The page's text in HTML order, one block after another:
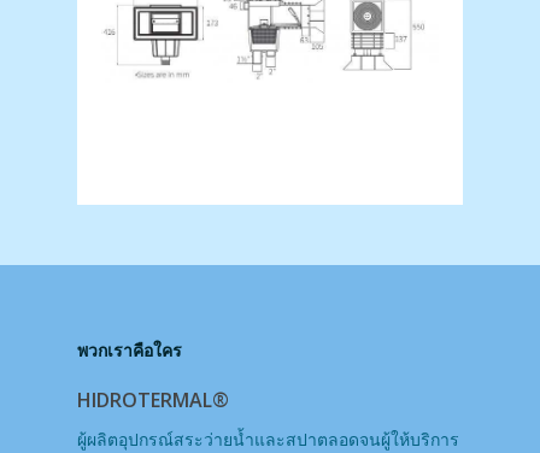
พวกเราคือใคร
HIDROTERMAL®
ผู้ผลิตอุปกรณ์สระว่ายน้ำและสปาตลอดจนผู้ให้บริการ